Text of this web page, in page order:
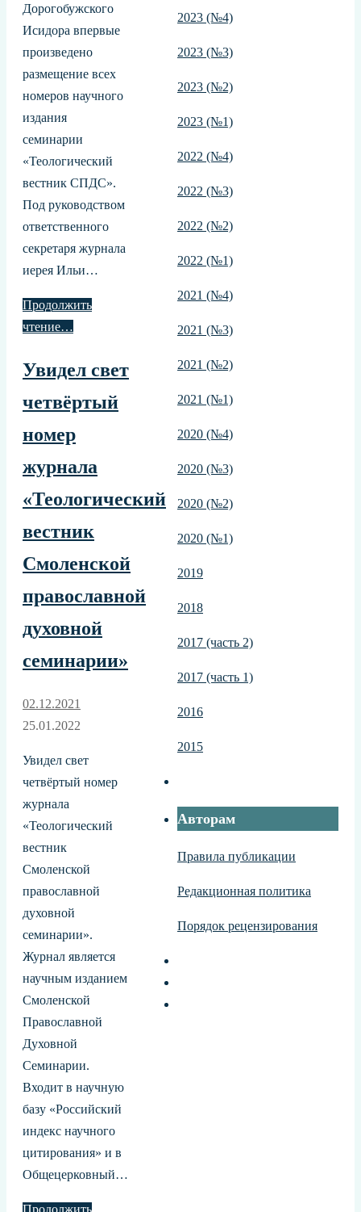
Дорогобужского
Исидора впервые
произведено
размещение всех
номеров научного
издания
семинарии
«Теологический
вестник СПДС».
Под руководством
ответственного
секретаря журнала
иерея Ильи…
Продолжить
чтение…
Увидел свет
четвёртый
номер
журнала
«Теологический
вестник
Смоленской
православной
духовной
семинарии»
02.12.2021
25.01.2022
Увидел свет
четвёртый номер
журнала
«Теологический
вестник
Смоленской
православной
духовной
семинарии».
Журнал является
научным изданием
Смоленской
Православной
Духовной
Семинарии.
Входит в научную
базу «Российский
индекс научного
цитирования» и в
Общецерковный…
Продолжить
2023 (№4)
2023 (№3)
2023 (№2)
2023 (№1)
2022 (№4)
2022 (№3)
2022 (№2)
2022 (№1)
2021 (№4)
2021 (№3)
2021 (№2)
2021 (№1)
2020 (№4)
2020 (№3)
2020 (№2)
2020 (№1)
2019
2018
2017 (часть 2)
2017 (часть 1)
2016
2015
Авторам
Правила публикации
Редакционная политика
Порядок рецензирования